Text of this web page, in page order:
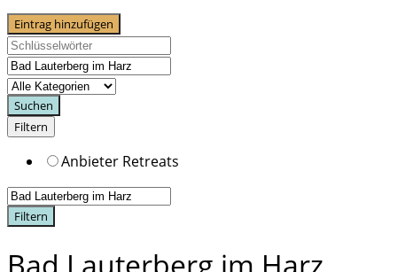
Eintrag hinzufügen
Suchen
Filtern
Anbieter Retreats
Filtern